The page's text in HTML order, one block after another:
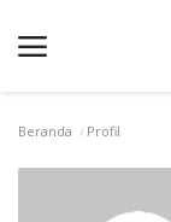
Beranda Profil